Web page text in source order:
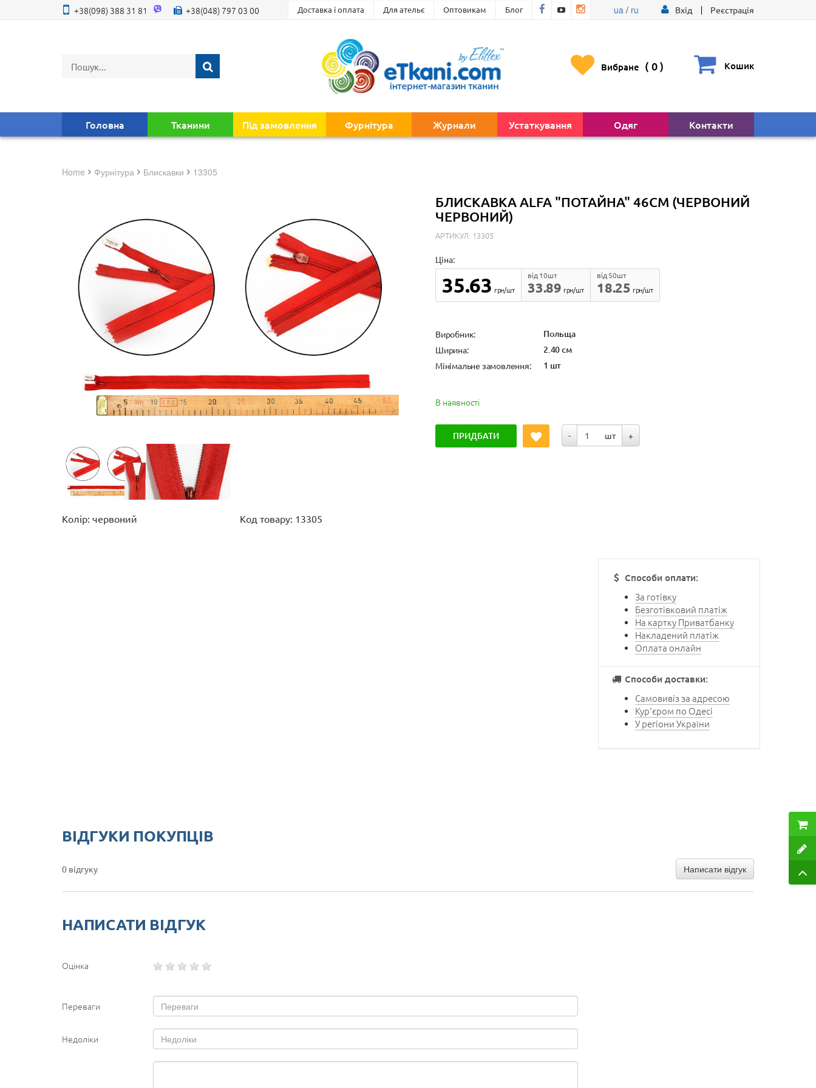
+38(098) 388 31 81 +38(048) 797 03 00 Доставка і оплата Для ательє Оптовикам Блог ua/ ru Вхід Реєстрація
Вибране ( 0) Кошик
Головна Тканини Під замовлення Фурнітура Журнали Устаткування Одяг Контакти
Home фурнітура блискавки 13305
Колір: червоний Код товару: 13305
БЛИСКАВКА ALFA "ПОТАЙНА" 46СМ (ЧЕРВОНИЙ
ЧЕРВОНИЙ)
АРТИКУЛ: 13305
Ціна:
35.63 грн/шт 33.89
від 10шт
грн/шт
18.25
від 50шт
грн/шт
Виробник: Польща
Ширина: 2.40 см
Мінімальне замовлення: 1 шт
В наявності
ПРИДБАТИ - шт +
Способи оплати:
За готівку
Безготівковий платіж
На картку Приватбанку
Накладений платіж
Оплата онлайн
Способи доставки:
Самовивіз за адресою
Кур'єром по Одесі
У регіони України
ВІДГУКИ ПОКУПЦІВ
0 відгуку Написати відгук
НАПИСАТИ ВІДГУК
Оцінка
Переваги
Недоліки